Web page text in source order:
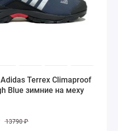
Terrex Climaproof
Blue зимние на меху
13790 ₽